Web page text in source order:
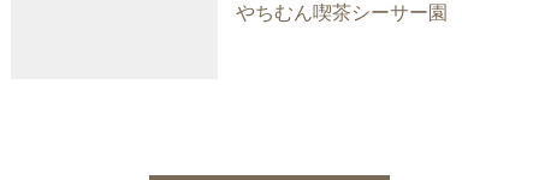
やちむん喫茶シーサー園